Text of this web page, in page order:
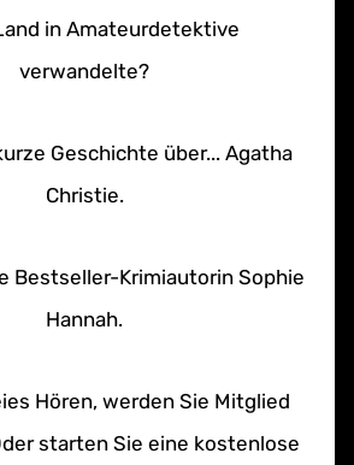
in Amateurdetektive
verwandelte?
Geschichte über... Agatha
Christie.
Bestseller-Krimiautorin Sophie
Hannah.
Hören, werden Sie Mitglied
starten Sie eine kostenlose